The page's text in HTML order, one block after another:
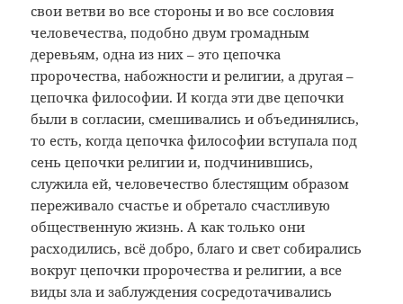
свои ветви во все стороны и во все сословия
человечества, подобно двум громадным
деревьям, одна из них – это цепочка
пророчества, набожности и религии, а другая –
цепочка философии. И когда эти две цепочки
были в согласии, смешивались и объединялись,
то есть, когда цепочка философии вступала под
сень цепочки религии и, подчинившись,
служила ей, человечество блестящим образом
переживало счастье и обретало счастливую
общественную жизнь. А как только они
расходились, всё добро, благо и свет собирались
вокруг цепочки пророчества и религии, а все
виды зла и заблуждения сосредотачивались